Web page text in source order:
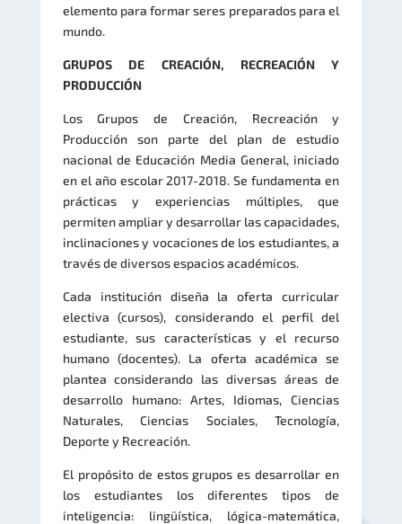
elemento para formar seres preparados para el
mundo.
GRUPOS DE CREACIÓN, RECREACIÓN Y
PRODUCCIÓN
Los Grupos de Creación, Recreación y
Producción son parte del plan de estudio
nacional de Educación Media General, iniciado
en el año escolar 2017-2018. Se fundamenta en
prácticas y experiencias múltiples, que
permiten ampliar y desarrollar las capacidades,
inclinaciones y vocaciones de los estudiantes, a
través de diversos espacios académicos.
Cada institución diseña la oferta curricular
electiva (cursos), considerando el perfil del
estudiante, sus características y el recurso
humano (docentes). La oferta académica se
plantea considerando las diversas áreas de
desarrollo humano: Artes, Idiomas, Ciencias
Naturales, Ciencias Sociales, Tecnología,
Deporte y Recreación.
El propósito de estos grupos es desarrollar en
los estudiantes los diferentes tipos de
inteligencia: lingüística, lógica-matemática,